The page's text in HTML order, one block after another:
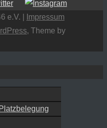
e.V. |
Impressum
, Theme by